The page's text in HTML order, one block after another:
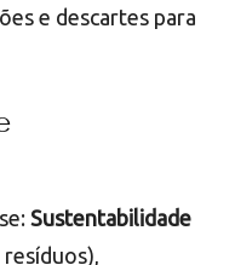
e descartes para
Sustentabilidade
resíduos),